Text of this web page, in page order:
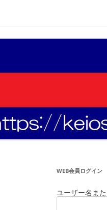
WEB会員ログイン
ユーザー名ま